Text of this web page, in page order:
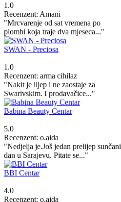
1.0
Recenzent: Amani
"Mrcvarenje od sat vremena po
plombi koja traje dva mjeseca..."
SWAN - Preciosa
1.0
Recenzent: arma cihilaz
"Nakit je lijep i ne zaostaje za
Swarivskim. I prodavačice..."
Babina Beauty Centar
5.0
Recenzent: o.aida
"Nedjelja je.Još jedan prelijep sunčani
dan u Sarajevu. Pitate se..."
BBI Centar
4.0
Recenzent: o.aida